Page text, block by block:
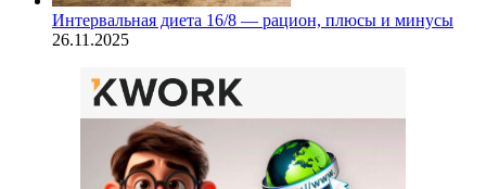
Интервальная диета 16/8 — рацион, плюсы и минусы
26.11.2025